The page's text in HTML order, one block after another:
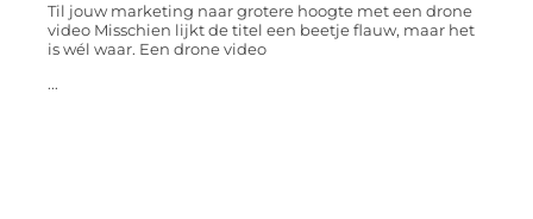
Til jouw marketing naar grotere hoogte met een drone
video Misschien lijkt de titel een beetje flauw, maar het
is wél waar. Een drone video
...